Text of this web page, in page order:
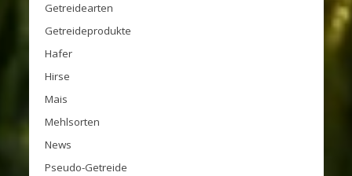
Getreidearten
Getreideprodukte
Hafer
Hirse
Mais
Mehlsorten
News
Pseudo-Getreide